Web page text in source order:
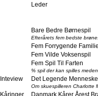
Leder
Bare Bedre Børnespil
Efterårets fem bedste
Fem Forrygende
Fem Vilde Voksenspil
Fem Spil Til Farten
% spil der kan spilles
Inteview Det Legende Menneske
Om skuespilleren Charlotte
Kåringer Danmark Kårer Årest